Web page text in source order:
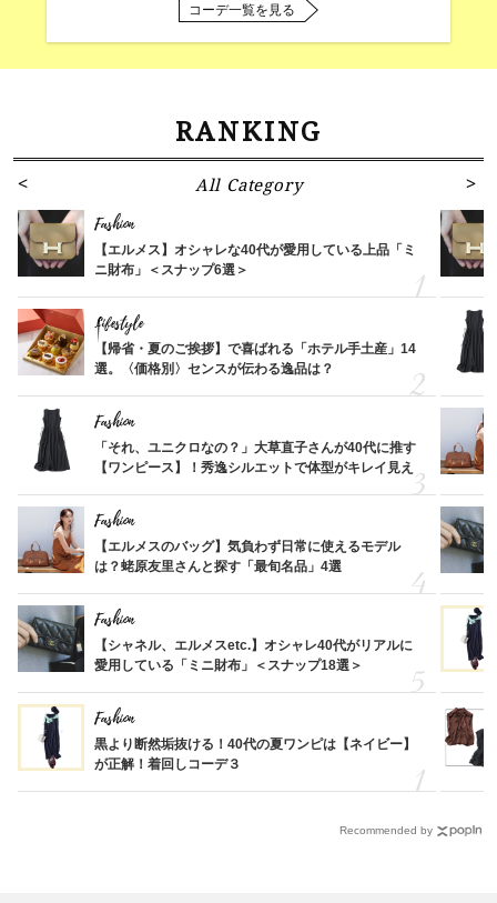
コーデ一覧を見る
RANKING
All Category
Fashion
【エルメス】オシャレな40代が愛用している上品「ミ
ニ財布」＜スナップ6選＞
Lifestyle
【帰省・夏のご挨拶】で喜ばれる「ホテル手土産」14
選。〈価格別〉センスが伝わる逸品は？
Fashion
「それ、ユニクロなの？」大草直子さんが40代に推す
【ワンピース】！秀逸シルエットで体型がキレイ見え
Fashion
【エルメスのバッグ】気負わず日常に使えるモデル
は？蛯原友里さんと探す「最旬名品」4選
Fashion
【シャネル、エルメスetc.】オシャレ40代がリアルに
愛用している「ミニ財布」＜スナップ18選＞
Fashion
黒より断然垢抜ける！40代の夏ワンピは【ネイビー】
が正解！着回しコーデ３
Recommended by